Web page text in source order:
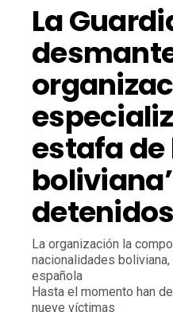
La
estafa de
detenidos
La organización la
nacionalidades
española
Hasta el momento han
nueve víctimas